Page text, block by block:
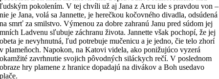
ľudským pokolením. V tej chvíli už aj Jana z Arcu ide s pravdou von –
nie je Jana, volá sa Jannette, je herečkou kočovného divadla, odsúdená
na smrť za smilstvo. Výmenou za dobre zahranú Janu pred súdom jej
mních Ladvenu sľubuje záchranu života. Jannette však pochopí, že jej
obeta je nevyhnutná, ľud potrebuje mučenicu a je jedno, čie telo zhorí
v plameňoch. Napokon, na Katovi videla, ako ponižujúco vyzerá
okamžité zavrhnutie svojich pôvodných siláckych rečí. V poslednom
obraze hry plamene z hranice dopadajú na divákov a Boh usedavo
plače.